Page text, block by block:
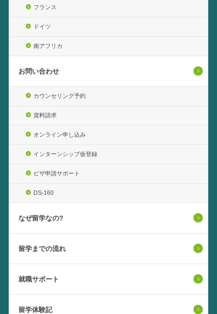
フランス
ドイツ
南アフリカ
お問い合わせ
カウンセリング予約
資料請求
オンライン申し込み
インターンシップ仮登録
ビザ申請サポート
DS-160
なぜ留学なの?
留学までの流れ
就職サポート
留学体験記